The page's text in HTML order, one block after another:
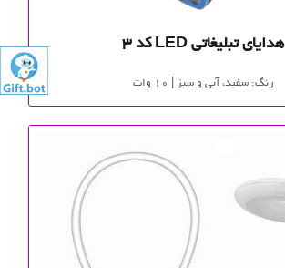
هدایای تبلیغاتی LED کد 3
رنگ: سفید، آبی و سبز | 10 وات